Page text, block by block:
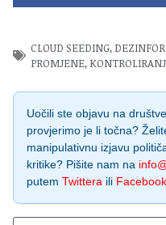
CLOUD SEEDING,
PROMJENE,
Uočili ste objavu na
provjerimo je li točna?
manipulativnu izjavu
kritike? Pišite nam na
putem Twittera ili